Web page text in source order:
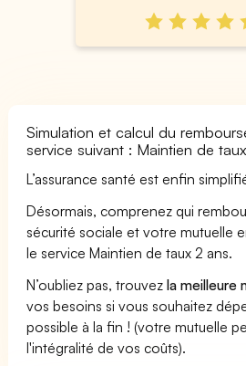
Simulation et calcul du
service suivant : Maintien de
L’assurance santé est enfin
Désormais, comprenez qui
sécurité sociale et votre mutuelle
le service Maintien de taux 2 ans.
N’oubliez pas, trouvezla meilleure
vos besoins si vous souhaitez
possible à la fin ! (votre mutuelle
l'intégralité de vos coûts).